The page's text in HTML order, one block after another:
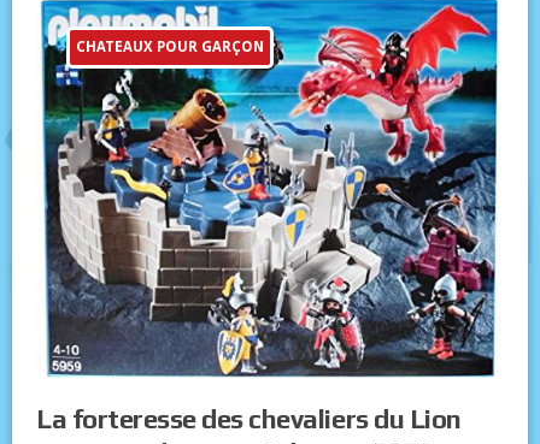
CHATEAUX POUR GARÇON
La forteresse des chevaliers du Lion